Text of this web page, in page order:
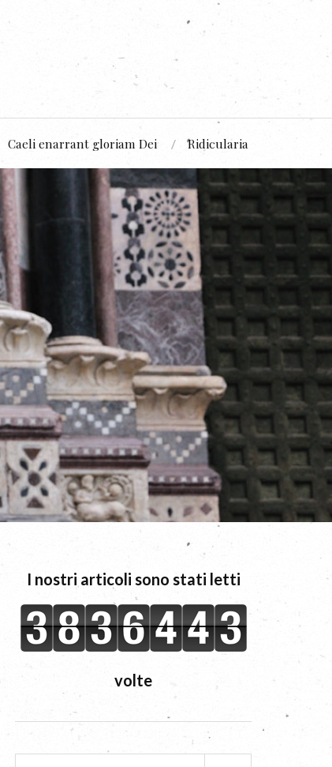
Caeli enarrant gloriam Dei Ridicularia
I nostri articoli sono stati letti
volte